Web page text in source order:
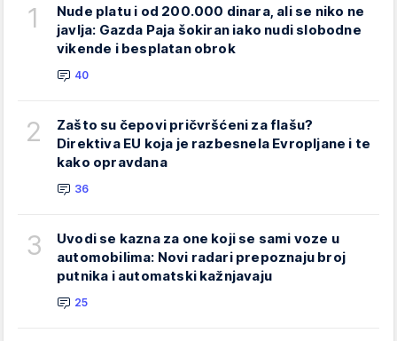
1
Nude platu i od 200.000 dinara, ali se niko ne
javlja: Gazda Paja šokiran iako nudi slobodne
vikende i besplatan obrok
40
2
Zašto su čepovi pričvršćeni za flašu?
Direktiva EU koja je razbesnela Evropljane i te
kako opravdana
36
3
Uvodi se kazna za one koji se sami voze u
automobilima: Novi radari prepoznaju broj
putnika i automatski kažnjavaju
25